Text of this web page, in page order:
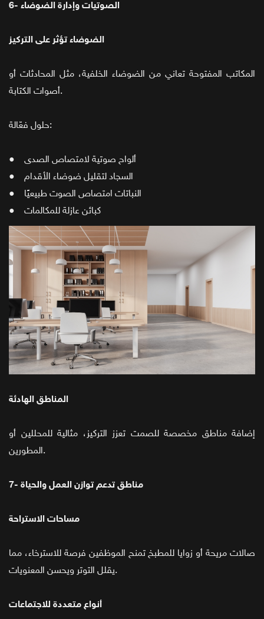
6- الصوتيات وإدارة الضوضاء
الضوضاء تؤثر على التركيز
المكاتب المفتوحة تعاني من الضوضاء الخلفية، مثل المحادثات أو
أصوات الكتابة.
حلول فعّالة:
● ألواح صوتية لامتصاص الصدى
● السجاد لتقليل ضوضاء الأقدام
● النباتات امتصاص الصوت طبيعيًا
● كبائن عازلة للمكالمات
المناطق الهادئة
إضافة مناطق مخصصة للصمت تعزز التركيز، مثالية للمحللين أو
المطورين.
7- مناطق تدعم توازن العمل والحياة
مساحات الاستراحة
صالات مريحة أو زوايا للمطبخ تمنح الموظفين فرصة للاسترخاء، مما
يقلل التوتر ويحسن المعنويات.
أنواع متعددة للاجتماعات